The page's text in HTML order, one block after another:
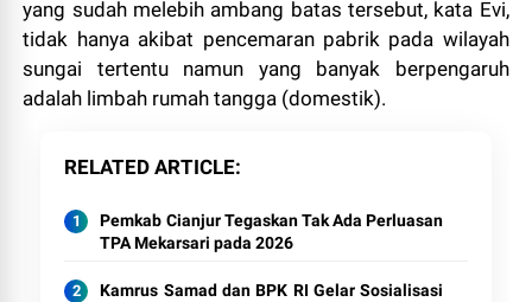
yang sudah melebih ambang batas tersebut, kata Evi,
tidak hanya akibat pencemaran pabrik pada wilayah
sungai tertentu namun yang banyak berpengaruh
adalah limbah rumah tangga (domestik).
RELATED ARTICLE
Pemkab Cianjur Tegaskan Tak Ada Perluasan
TPA Mekarsari pada 2026
Kamrus Samad dan BPK RI Gelar Sosialisasi